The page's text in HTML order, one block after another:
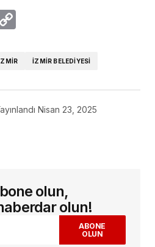
IZMIR BELEDIYESI
Nisan 23, 2025
olun,
olun!
ABONE
OLUN